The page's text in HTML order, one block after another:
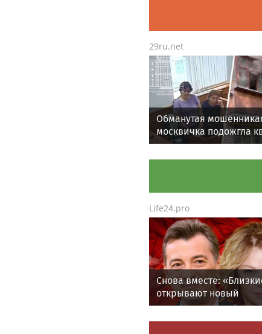
29ru.net
Обманутая
москвичка подожгла
во время визита
Life24.pro
Снова вместе:
открывают новый
театральный сезон